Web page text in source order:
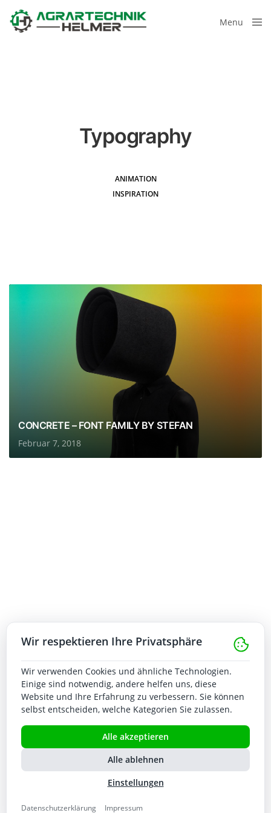
Menu
Typography
ANIMATION
INSPIRATION
CONCRETE – FONT FAMILY BY STEFAN
Februar 7, 2018
You currently have access to a subset of X API V2
endpoints and limited v1.1 endpoints (e.g. media
post, oauth) only. If you need access to this
endpoint, you may need a different access level.
You can learn more here:
Twitter
Wir respektieren Ihre Privatsphäre
Wir verwenden Cookies und ähnliche Technologien.
Einige sind notwendig, andere helfen uns, diese
Website und Ihre Erfahrung zu verbessern. Sie können
selbst entscheiden, welche Kategorien Sie zulassen.
Alle akzeptieren
Alle ablehnen
Einstellungen
Datenschutzerklärung Impressum